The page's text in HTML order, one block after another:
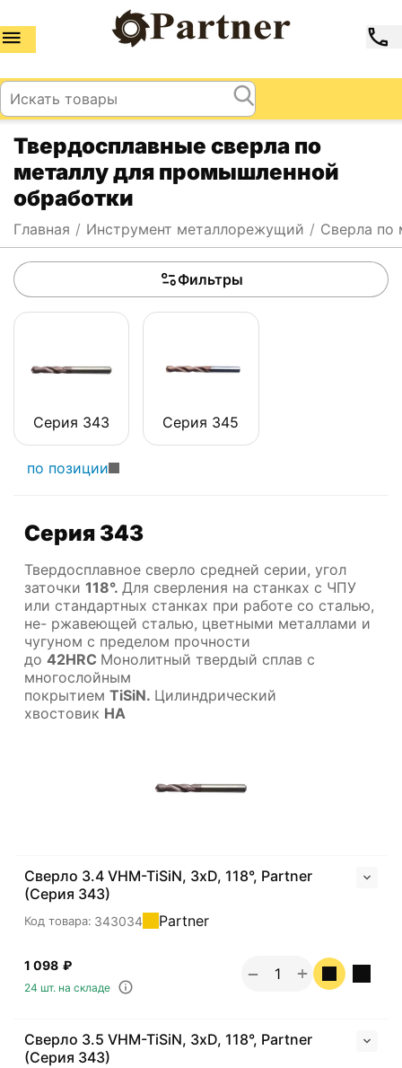
Твердосплавные сверла по
металлу для промышленной
обработки
Главная / Инструмент металлорежущий / Сверла по
Фильтры
Серия 343 Серия 345
по позиции
Серия 343
Твердосплавное сверло средней серии, угол
заточки 118°. Для сверления на станках с ЧПУ
или стандартных станках при работе со сталью,
не- ржавеющей сталью, цветными металлами и
чугуном с пределом прочности
до 42HRC Монолитный твердый сплав с
многослойным
покрытием TiSiN. Цилиндрический
хвостовик HA
Сверло 3.4 VHM-TiSiN, 3хD, 118°, Partner
(Серия 343)
Код товара: 343034 Partner
1 098 ₽
24 шт. на складе
+
−
Сверло 3.5 VHM-TiSiN, 3хD, 118°, Partner
(Серия 343)